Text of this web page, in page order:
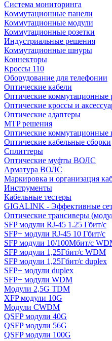
Система мониторинга
Коммутационные панели
Коммутационные модули
Коммутационные розетки
Индустриальные решения
Коммутационные шнуры
Коннекторы
Кроссы 110
Оборудование для телефонии
Оптические кабели
Оптические коммутационные
Оптические кроссы и
Оптические адаптеры
MTP решения
Оптические
Оптические кабельные сборки
Сплиттеры
Оптические муфты ВОЛС
Арматура ВОЛС
Маркировка и организация
Инструменты
Кабельные тестеры
GIGALINK - Эффективные
Оптические трансиверы
SFP модули RJ-45 1.25 Гбит/c
SFP+ модули RJ-45 10 Гбит/c
SFP модули 10/100Мбит/с
SFP модули 1,25Гбит/с WDM
SFP модули 1,25Гбит/с duplex
SFP+ модули duplex
SFP+ модули WDM
Модули 2,5G TDM
XFP модули 10G
Модули CWDM
QSFP модули 40G
QSFP модули 56G
QSFP модули 100G